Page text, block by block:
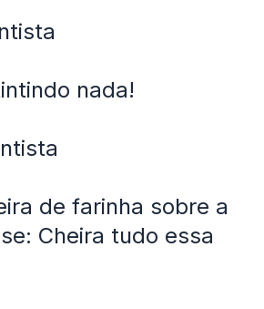
nada!
de farinha sobre a
Cheira tudo essa